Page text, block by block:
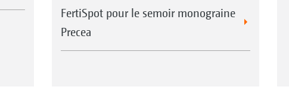
FertiSpot pour le semoir monograine
Precea